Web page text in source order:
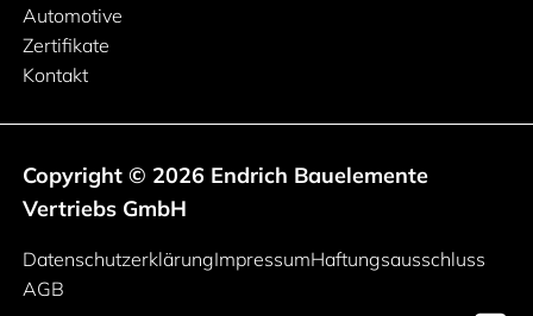
Automotive
Zertifikate
Kontakt
Copyright © 2026 Endrich Bauelemente
Vertriebs GmbH
Rechtliche Informationen
DatenschutzerklärungImpressumHaftungsausschluss
AGB